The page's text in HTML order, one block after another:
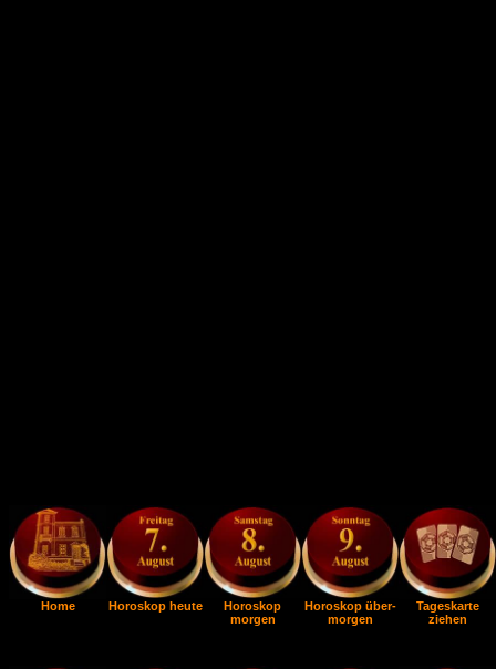
Home Horoskop heute
Horoskop
morgen
Horoskop über-
morgen
Tageskarte
ziehen